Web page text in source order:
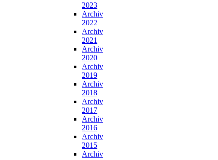
2023
Archiv
2022
Archiv
2021
Archiv
2020
Archiv
2019
Archiv
2018
Archiv
2017
Archiv
2016
Archiv
2015
Archiv